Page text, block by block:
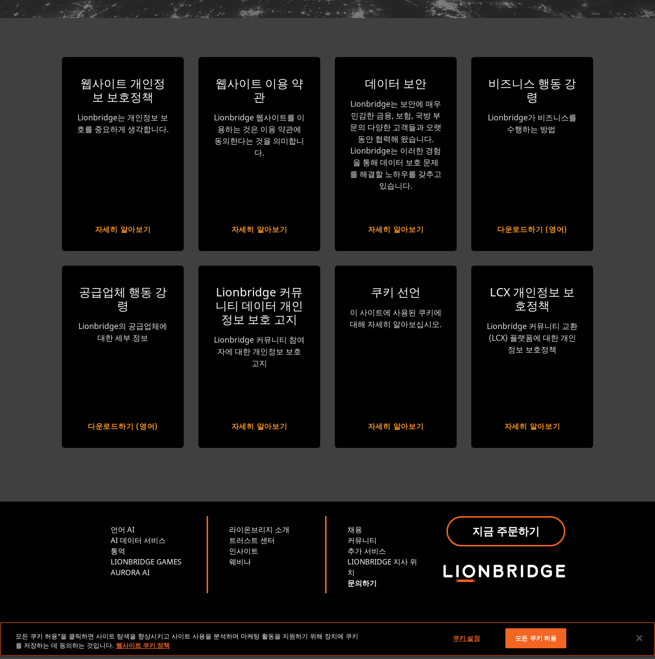
웹사이트 개인정
보 보호정책
Lionbridge는 개인정보 보
호를 중요하게 생각합니다.
자세히 알아보기
웹사이트 이용 약
관
Lionbridge 웹사이트를 이
용하는 것은 이용 약관에
동의한다는 것을 의미합니
다.
자세히 알아보기
데이터 보안
Lionbridge는 보안에 매우
민감한 금융, 보험, 국방 부
문의 다양한 고객들과 오랫
동안 협력해 왔습니다.
Lionbridge는 이러한 경험
을 통해 데이터 보호 문제
를 해결할 노하우를 갖추고
있습니다.
자세히 알아보기
비즈니스 행동 강
령
Lionbridge가 비즈니스를
수행하는 방법
다운로드하기 (영어)
공급업체 행동 강
령
Lionbridge의 공급업체에
대한 세부 정보
다운로드하기 (영어)
Lionbridge 커뮤
니티 데이터 개인
정보 보호 고지
Lionbridge 커뮤니티 참여
자에 대한 개인정보 보호
고지
자세히 알아보기
쿠키 선언
이 사이트에 사용된 쿠키에
대해 자세히 알아보십시오.
자세히 알아보기
LCX 개인정보 보
호정책
Lionbridge 커뮤니티 교환
(LCX) 플랫폼에 대한 개인
정보 보호정책
자세히 알아보기
언어 AI
AI 데이터 서비스
통역
LIONBRIDGE GAMES
AURORA AI
라이온브리지 소개
트러스트 센터
인사이트
웨비나
채용
커뮤니티
추가 서비스
LIONBRIDGE 지사 위
치
문의하기
지금 주문하기
법적 고지 및 정책 저작권 2026 Lionbridge Technologies, LLC. 모든 권리 보유.
모든 쿠키 허용"을 클릭하면 사이트 탐색을 향상시키고 사이트 사용을 분석하며 마케팅 활동을 지원하기 위해 장치에 쿠키
를 저장하는 데 동의하는 것입니다. 웹사이트 쿠키 정책
쿠키 설정 모든 쿠키 허용